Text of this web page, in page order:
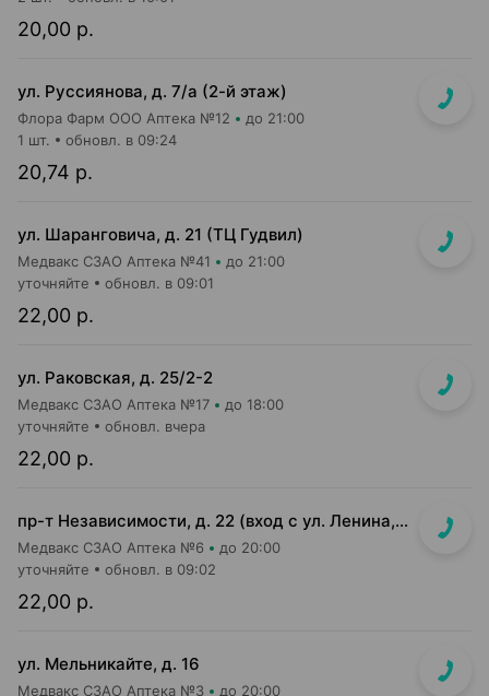
20,00 р.
ул. Руссиянова, д. 7/а (2-й этаж)
Флора Фарм ООО Аптека №12 до 21:00
20,74 р.
1 шт. обновл. в 09:24
ул. Шаранговича, д. 21 (ТЦ Гудвил)
Медвакс СЗАО Аптека №41 до 21:00
22,00 р.
уточняйте обновл. в 09:01
ул. Раковская, д. 25/2-2
Медвакс СЗАО Аптека №17 до 18:00
22,00 р.
уточняйте обновл. вчера
пр-т Независимости, д. 22 (вход с ул. Ленина, д. 7)
Медвакс СЗАО Аптека №6 до 20:00
22,00 р.
уточняйте обновл. в 09:02
ул. Мельникайте, д. 16
Медвакс СЗАО Аптека №3 до 20:00